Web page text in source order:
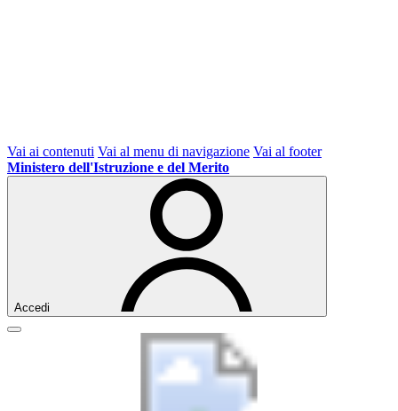
Vai ai contenuti Vai al menu di navigazione Vai al footer
Ministero dell'Istruzione e del Merito
Accedi